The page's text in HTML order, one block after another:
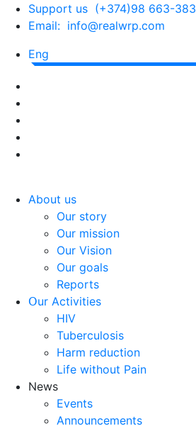
Support us (+374)98 663-383
Email: info@realwrp.com
Eng
About us
Our story
Our mission
Our Vision
Our goals
Reports
Օur Activities
HIV
Tuberculosis
Harm reduction
Life without Pain
News
Events
Announcements